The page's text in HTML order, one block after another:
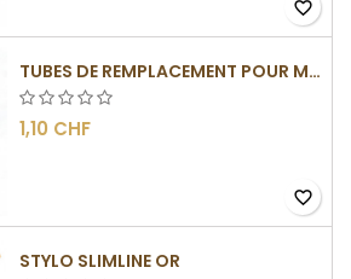
favorite_border
TUBES DE REMPLACEMENT POUR MÉCANISMES SLIMLINE
1,10 CHF
favorite_border
STYLO SLIMLINE OR